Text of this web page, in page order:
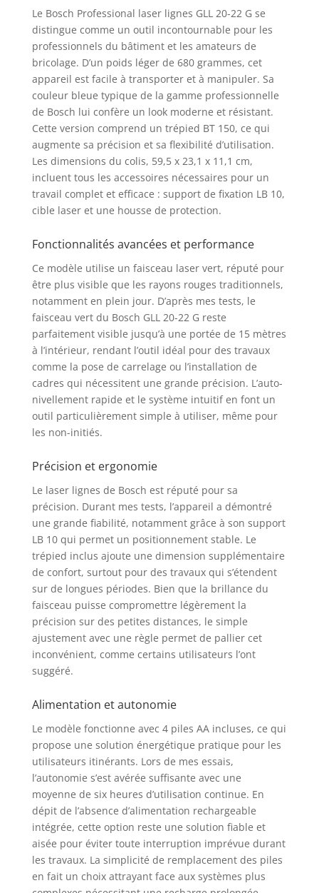
précision de ± 0,3
mm/m *
ALIMENTATION DUAL
POWER : Pour un
maximum de
flexibilité, il est
possible d’utiliser soit
une batterie Lithium-
Ion de 3,7V soit des
piles AA avec
l’adaptateur piles
GRANDE ROBUSTESSE
: Boîtier solide avec
renfort en caoutchouc
résistant à l’eau et à la
indice de protection
IP65 LIVRÉ AVEC : laser
lignes GLL 20-22 G,
support de fixation LB
10, cible laser, housse
de protection, 4 piles
1,5V LR 6, trépied BT
150
Le Bosch Professional laser lignes GLL 20-22 G se
distingue comme un outil incontournable pour les
professionnels du bâtiment et les amateurs de
bricolage. D’un poids léger de 680 grammes, cet
appareil est facile à transporter et à manipuler. Sa
couleur bleue typique de la gamme professionnelle
de Bosch lui confère un look moderne et résistant.
Cette version comprend un trépied BT 150, ce qui
augmente sa précision et sa flexibilité d’utilisation.
Les dimensions du colis, 59,5 x 23,1 x 11,1 cm,
incluent tous les accessoires nécessaires pour un
travail complet et efficace : support de fixation LB 10,
cible laser et une housse de protection.
Fonctionnalités avancées et performance
Ce modèle utilise un faisceau laser vert, réputé pour
être plus visible que les rayons rouges traditionnels,
notamment en plein jour. D’après mes tests, le
faisceau vert du Bosch GLL 20-22 G reste
parfaitement visible jusqu’à une portée de 15 mètres
à l’intérieur, rendant l’outil idéal pour des travaux
comme la pose de carrelage ou l’installation de
cadres qui nécessitent une grande précision. L’auto-
nivellement rapide et le système intuitif en font un
outil particulièrement simple à utiliser, même pour
les non-initiés.
Précision et ergonomie
Le laser lignes de Bosch est réputé pour sa
précision. Durant mes tests, l’appareil a démontré
une grande fiabilité, notamment grâce à son support
LB 10 qui permet un positionnement stable. Le
trépied inclus ajoute une dimension supplémentaire
de confort, surtout pour des travaux qui s’étendent
sur de longues périodes. Bien que la brillance du
faisceau puisse compromettre légèrement la
précision sur des petites distances, le simple
ajustement avec une règle permet de pallier cet
inconvénient, comme certains utilisateurs l’ont
suggéré.
Alimentation et autonomie
Le modèle fonctionne avec 4 piles AA incluses, ce qui
propose une solution énergétique pratique pour les
utilisateurs itinérants. Lors de mes essais,
l’autonomie s’est avérée suffisante avec une
moyenne de six heures d’utilisation continue. En
dépit de l’absence d’alimentation rechargeable
intégrée, cette option reste une solution fiable et
aisée pour éviter toute interruption imprévue durant
les travaux. La simplicité de remplacement des piles
en fait un choix attrayant face aux systèmes plus